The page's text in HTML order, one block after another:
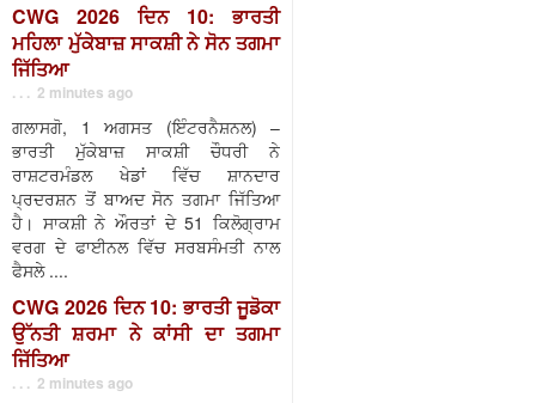
CWG 2026 ਦਿਨ 10: ਭਾਰਤੀ
ਮਹਿਲਾ ਮੁੱਕੇਬਾਜ਼ ਸਾਕਸ਼ੀ ਨੇ ਸੋਨ ਤਗਮਾ
ਜਿੱਤਿਆ
. . . 2 minutes ago
ਗਲਾਸਗੋ, 1 ਅਗਸਤ (ਇੰਟਰਨੈਸ਼ਨਲ) –
ਭਾਰਤੀ ਮੁੱਕੇਬਾਜ਼ ਸਾਕਸ਼ੀ ਚੌਧਰੀ ਨੇ
ਰਾਸ਼ਟਰਮੰਡਲ ਖੇਡਾਂ ਵਿੱਚ ਸ਼ਾਨਦਾਰ
ਪ੍ਰਦਰਸ਼ਨ ਤੋਂ ਬਾਅਦ ਸੋਨ ਤਗਮਾ ਜਿੱਤਿਆ
ਹੈ। ਸਾਕਸ਼ੀ ਨੇ ਔਰਤਾਂ ਦੇ 51 ਕਿਲੋਗ੍ਰਾਮ
ਵਰਗ ਦੇ ਫਾਈਨਲ ਵਿੱਚ ਸਰਬਸੰਮਤੀ ਨਾਲ
ਫੈਸਲੇ ....
CWG 2026 ਦਿਨ 10: ਭਾਰਤੀ ਜੂਡੋਕਾ
ਉੱਨਤੀ ਸ਼ਰਮਾ ਨੇ ਕਾਂਸੀ ਦਾ ਤਗਮਾ
ਜਿੱਤਿਆ
. . . 2 minutes ago